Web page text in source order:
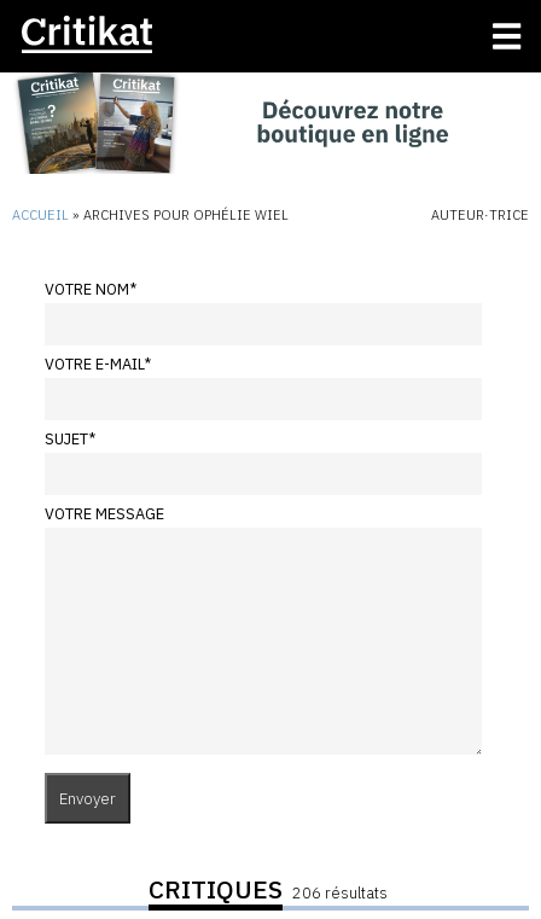
ACCUEIL » ARCHIVES POUR OPHÉLIE WIEL AUTEUR·TRICE
VOTRE NOM*
VOTRE E-MAIL*
SUJET*
VOTRE MESSAGE
CRITIQUES 206 résultats